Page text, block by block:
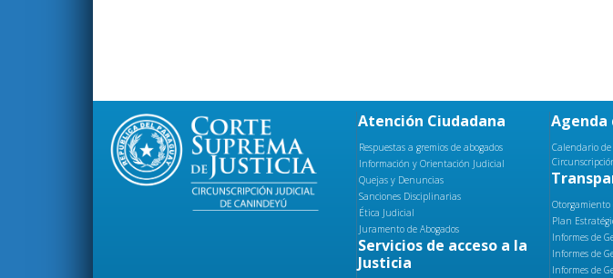
Atención Ciudadana
Respuestas a gremios de abogados
Información y Orientación Judicial
Quejas y Denuncias
Sanciones Disciplinarias
Ética Judicial
Juramento de Abogados
Servicios de acceso a la
Justicia
Agenda
Calendario de
Otorgamiento
Plan
Informes de
Informes de
Informes de